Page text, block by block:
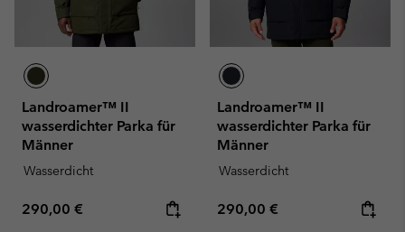
Landroamer™ II
wasserdichter Parka für
Männer
Wasserdicht
Regular price:
290,00 €
Landroamer™ II
wasserdichter Parka für
Männer
Wasserdicht
Regular price:
290,00 €